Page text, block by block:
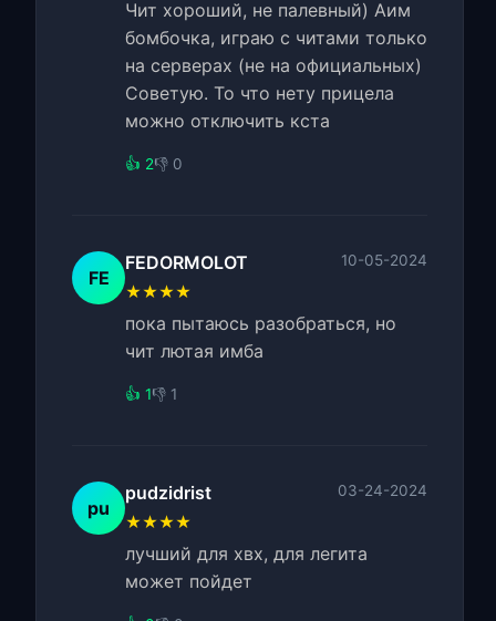
Чит хороший, не палевный) Аим
бомбочка, играю с читами только
на серверах (не на официальных)
Советую. То что нету прицела
можно отключить кста
👍 2👎 0
FE
FEDORMOLOT 10-05-2024
★★★★
пока пытаюсь разобраться, но
чит лютая имба
👍 1👎 1
pu
pudzidrist 03-24-2024
★★★★
лучший для хвх, для легита
может пойдет